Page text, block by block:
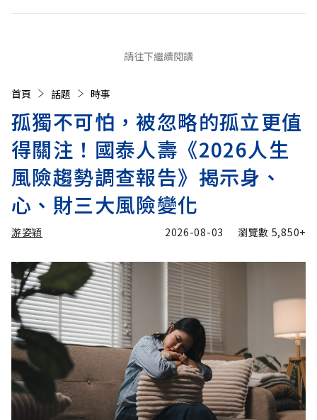
請往下繼續閱讀
首頁 話題 時事
孤獨不可怕，被忽略的孤立更值
得關注！國泰人壽《2026人生
風險趨勢調查報告》揭示身、
心、財三大風險變化
游姿穎 2026-08-03 瀏覽數 5,850+